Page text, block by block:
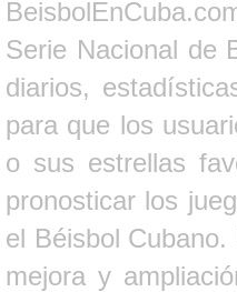
Serie Nacional de
diarios,
para que los
o sus estrellas
pronosticar los
el Béisbol
mejora y